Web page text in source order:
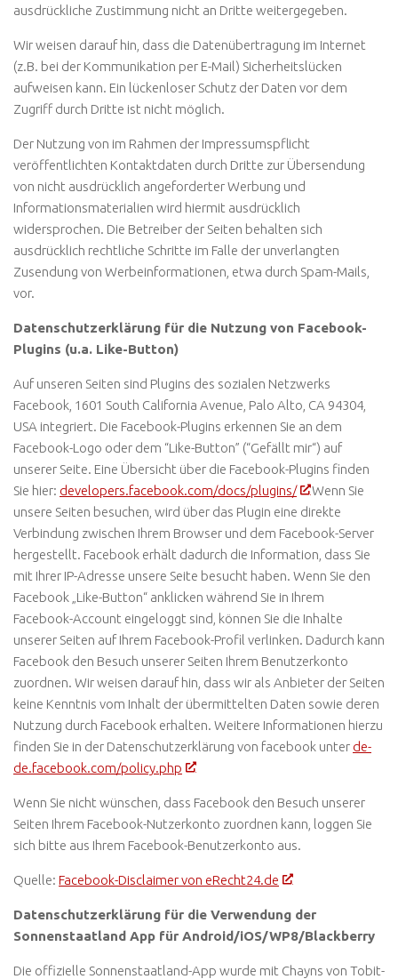
ausdrückliche Zustimmung nicht an Dritte weitergegeben.
Wir weisen darauf hin, dass die Datenübertragung im Internet
(z.B. bei der Kommunikation per E-Mail) Sicherheitslücken
aufweisen kann. Ein lückenloser Schutz der Daten vor dem
Zugriff durch Dritte ist nicht möglich.
Der Nutzung von im Rahmen der Impressumspflicht
veröffentlichten Kontaktdaten durch Dritte zur Übersendung
von nicht ausdrücklich angeforderter Werbung und
Informationsmaterialien wird hiermit ausdrücklich
widersprochen. Die Betreiber der Seiten behalten sich
ausdrücklich rechtliche Schritte im Falle der unverlangten
Zusendung von Werbeinformationen, etwa durch Spam-Mails,
vor.
Datenschutzerklärung für die Nutzung von Facebook-
Plugins (u.a. Like-Button)
Auf unseren Seiten sind Plugins des sozialen Netzwerks
Facebook, 1601 South California Avenue, Palo Alto, CA 94304,
USA integriert. Die Facebook-Plugins erkennen Sie an dem
Facebook-Logo oder dem “Like-Button” (“Gefällt mir“) auf
unserer Seite. Eine Übersicht über die Facebook-Plugins finden
Sie hier: developers.facebook.com/docs/plugins/
Wenn Sie
unsere Seiten besuchen, wird über das Plugin eine direkte
Verbindung zwischen Ihrem Browser und dem Facebook-Server
hergestellt. Facebook erhält dadurch die Information, dass Sie
mit Ihrer IP-Adresse unsere Seite besucht haben. Wenn Sie den
Facebook „Like-Button“ anklicken während Sie in Ihrem
Facebook-Account eingeloggt sind, können Sie die Inhalte
unserer Seiten auf Ihrem Facebook-Profil verlinken. Dadurch kann
Facebook den Besuch unserer Seiten Ihrem Benutzerkonto
zuordnen. Wir weisen darauf hin, dass wir als Anbieter der Seiten
keine Kenntnis vom Inhalt der übermittelten Daten sowie deren
Nutzung durch Facebook erhalten. Weitere Informationen hierzu
finden Sie in der Datenschutzerklärung von facebook unter de-
de.facebook.com/policy.php
Wenn Sie nicht wünschen, dass Facebook den Besuch unserer
Seiten Ihrem Facebook-Nutzerkonto zuordnen kann, loggen Sie
sich bitte aus Ihrem Facebook-Benutzerkonto aus.
Quelle: Facebook-Disclaimer von eRecht24.de
Datenschutzerklärung für die Verwendung der
Sonnenstaatland App für Android/iOS/WP8/Blackberry
Die offizielle Sonnenstaatland-App wurde mit Chayns von Tobit-